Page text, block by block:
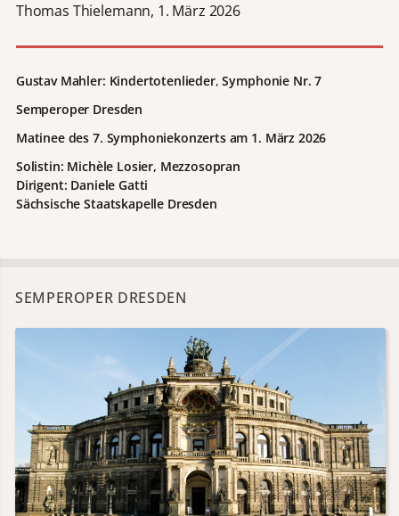
Thomas Thielemann, 1. März 2026
Gustav Mahler: Kindertotenlieder,Symphonie Nr. 7
Semperoper Dresden
Matinee des 7. Symphoniekonzerts am 1. März 2026
Solistin: Michèle Losier, Mezzosopran
Dirigent: Daniele Gatti
Sächsische Staatskapelle Dresden
SEMPEROPER DRESDEN